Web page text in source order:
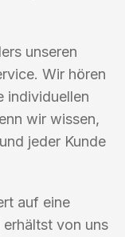
unseren
Wir hören
individuellen
wir wissen,
jeder Kunde
auf eine
von uns